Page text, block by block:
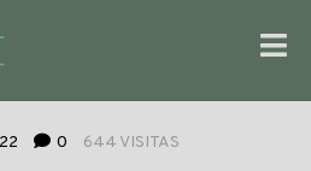
0 644 VISITAS